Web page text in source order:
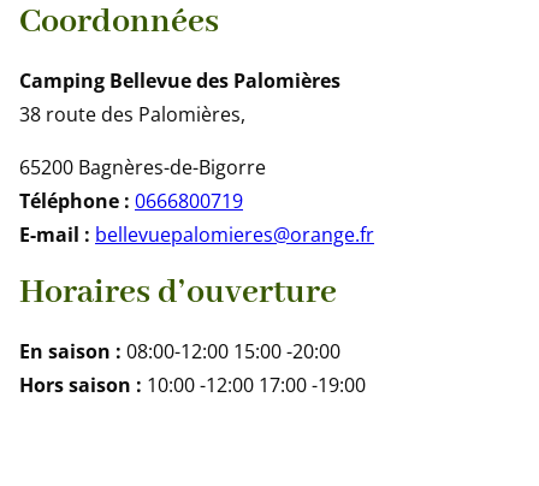
Coordonnées
Camping Bellevue des Palomières
38 route des Palomières,
65200 Bagnères-de-Bigorre
Téléphone : 0666800719
E-mail : bellevuepalomieres@orange.fr
Horaires d’ouverture
En saison : 08:00-12:00 15:00 -20:00
Hors saison : 10:00 -12:00 17:00 -19:00